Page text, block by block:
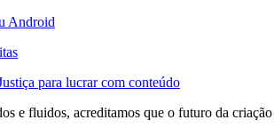
Android
para lucrar com conteúdo
e fluidos, acreditamos que o futuro da